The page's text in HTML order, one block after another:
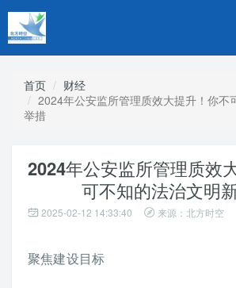
首页
财经
2024年公安监所管理质效大提升！你不
举措
2024年公安监所管理质效
可不知的法治文明
2025-02-12 14:33:40 来源：北方时空
聚焦建设目标